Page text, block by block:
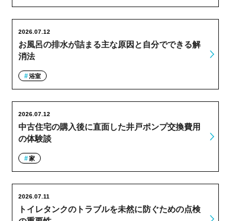
お風呂の排水が詰まる主な原因と自分でできる解
消法
2026.07.12
浴室
中古住宅の購入後に直面した井戸ポンプ交換費用
の体験談
2026.07.12
家
トイレタンクのトラブルを未然に防ぐための点検
2026.07.11